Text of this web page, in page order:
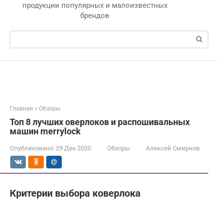
продукции популярных и малоизвестных
брендов
Поиск:
Главная » Обзоры
Топ 8 лучших оверлоков и распошивальных
машин merrylock
Опубликовано: 29 Дек 2020 Обзоры Алексей Смирнов
Критерии выбора коверлока